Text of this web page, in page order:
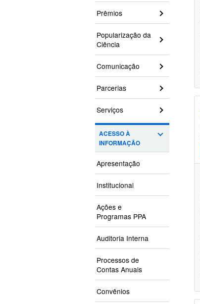
Prêmios
Popularização da
Ciência
Comunicação
Parcerias
Serviços
ACESSO À
INFORMAÇÃO
Apresentação
Institucional
Ações e
Programas PPA
Auditoria Interna
Processos de
Contas Anuais
Convênios